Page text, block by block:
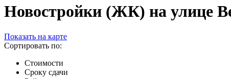
Новостройки (ЖК) на улице
Показать на карте
Сортировать по:
Стоимости
Сроку сдачи